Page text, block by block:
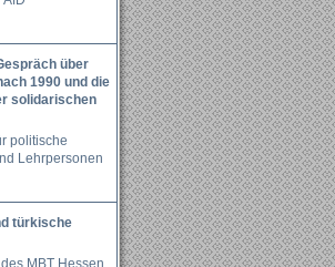
über
1990 und die
solidarischen
politische
Lehrpersonen
türkische
MBT Hessen